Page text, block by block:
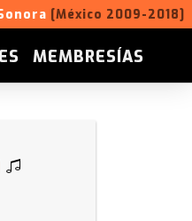
[México 2009-2018]
MEMBRESÍAS